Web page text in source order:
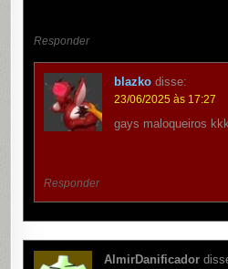
Responder
blazko disse:
23/06/2025 às 17:27
gays maloqueiros kkk
Responder
AlmirDanificador